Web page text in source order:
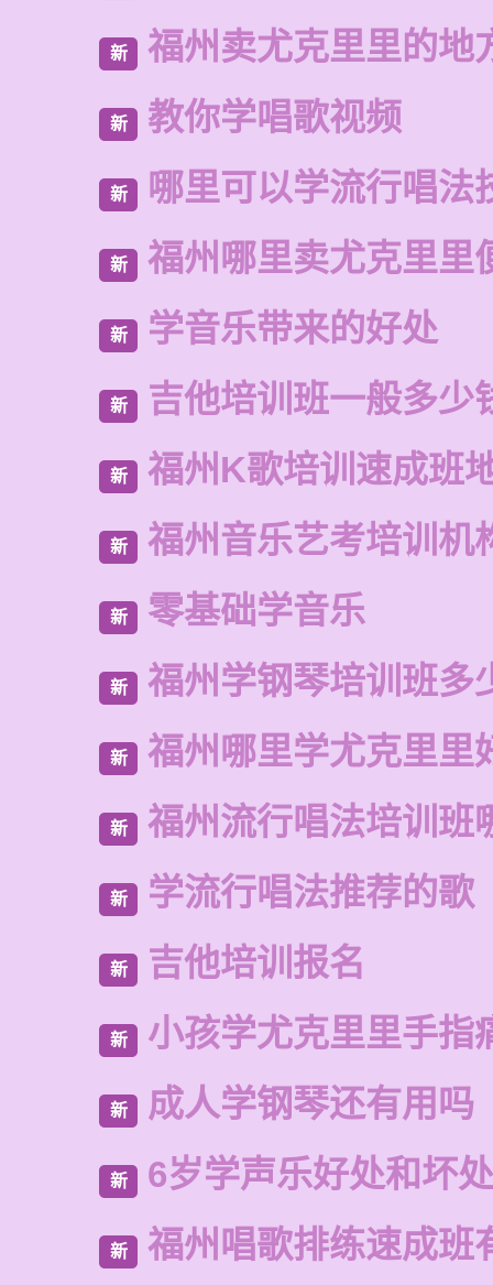
新 福州卖尤克里里的地
新 教你学唱歌视频
新 哪里可以学流行唱法
新 福州哪里卖尤克里里
新 学音乐带来的好处
新 吉他培训班一般多少
新 福州K歌培训速成班
新 福州音乐艺考培训机
新 零基础学音乐
新 福州学钢琴培训班多
新 福州哪里学尤克里里
新 福州流行唱法培训班
新 学流行唱法推荐的歌
新 吉他培训报名
新 小孩学尤克里里手指
新 成人学钢琴还有用吗
新 6岁学声乐好处和坏处
新 福州唱歌排练速成班